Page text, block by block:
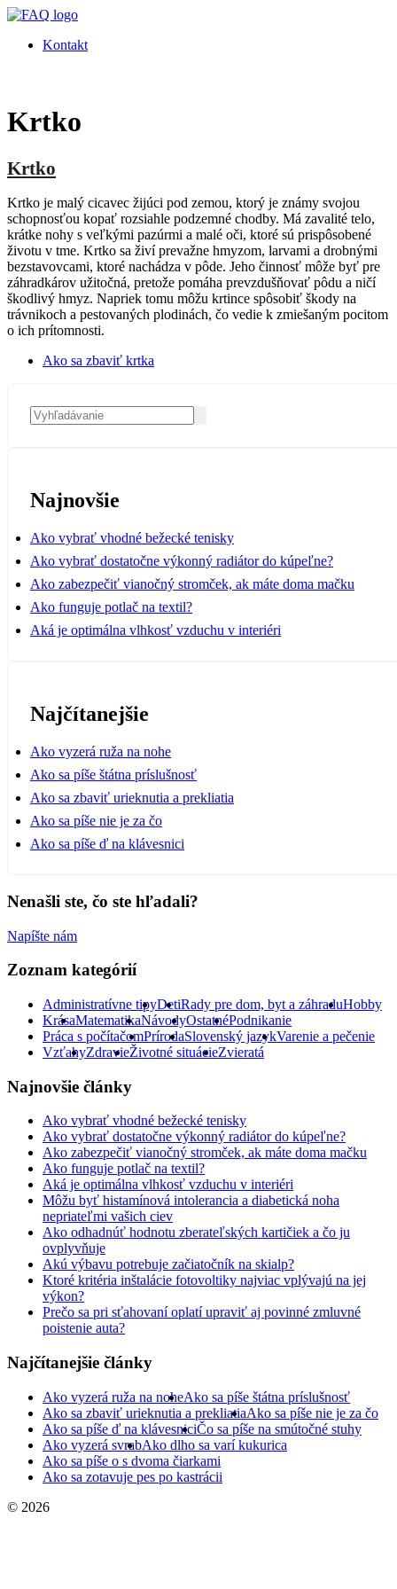
Kontakt
Krtko
Krtko
Krtko je malý cicavec žijúci pod zemou, ktorý je známy svojou
schopnosťou kopať rozsiahle podzemné chodby. Má zavalité telo,
krátke nohy s veľkými pazúrmi a malé oči, ktoré sú prispôsobené
životu v tme. Krtko sa živí prevažne hmyzom, larvami a drobnými
bezstavovcami, ktoré nachádza v pôde. Jeho činnosť môže byť pre
záhradkárov užitočná, pretože pomáha prevzdušňovať pôdu a ničí
škodlivý hmyz. Napriek tomu môžu krtince spôsobiť škody na
trávnikoch a pestovaných plodinách, čo vedie k zmiešaným pocitom
o ich prítomnosti.
Ako sa zbaviť krtka
Najnovšie
Ako vybrať vhodné bežecké tenisky
Ako vybrať dostatočne výkonný radiátor do kúpeľne?
Ako zabezpečiť vianočný stromček, ak máte doma mačku
Ako funguje potlač na textil?
Aká je optimálna vlhkosť vzduchu v interiéri
Najčítanejšie
Ako vyzerá ruža na nohe
Ako sa píše štátna príslušnosť
Ako sa zbaviť urieknutia a prekliatia
Ako sa píše nie je za čo
Ako sa píše ď na klávesnici
Nenašli ste, čo ste hľadali?
Napíšte nám
Zoznam kategórií
Administratívne tipyDetiRady pre dom, byt a záhraduHobby
KrásaMatematikaNávodyOstatnéPodnikanie
Práca s počítačomPrírodaSlovenský jazykVarenie a pečenie
VzťahyZdravieŽivotné situácieZvieratá
Najnovšie články
Ako vybrať vhodné bežecké tenisky
Ako vybrať dostatočne výkonný radiátor do kúpeľne?
Ako zabezpečiť vianočný stromček, ak máte doma mačku
Ako funguje potlač na textil?
Aká je optimálna vlhkosť vzduchu v interiéri
Môžu byť histamínová intolerancia a diabetická noha
nepriateľmi vašich ciev
Ako odhadnúť hodnotu zberateľských kartičiek a čo ju
ovplyvňuje
Akú výbavu potrebuje začiatočník na skialp?
Ktoré kritéria inštalácie fotovoltiky najviac vplývajú na jej
výkon?
Prečo sa pri sťahovaní oplatí upraviť aj povinné zmluvné
poistenie auta?
Najčítanejšie články
Ako vyzerá ruža na noheAko sa píše štátna príslušnosť
Ako sa zbaviť urieknutia a prekliatiaAko sa píše nie je za čo
Ako sa píše ď na klávesniciČo sa píše na smútočné stuhy
Ako vyzerá svrabAko dlho sa varí kukurica
Ako sa píše o s dvoma čiarkami
Ako sa zotavuje pes po kastrácii
© 2026